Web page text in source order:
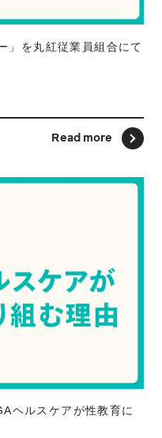
」を丸紅従業員組合にて
Read more
ヘルスケアが性教育に